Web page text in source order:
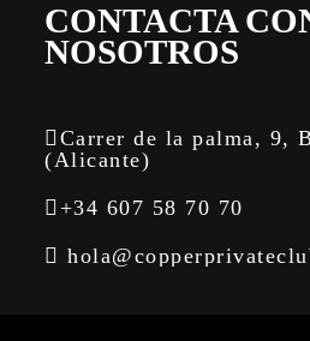
CONTACTA
NOSOTROS
Carrer de la palma, 9,
(Alicante)
+34 607 58 70 70